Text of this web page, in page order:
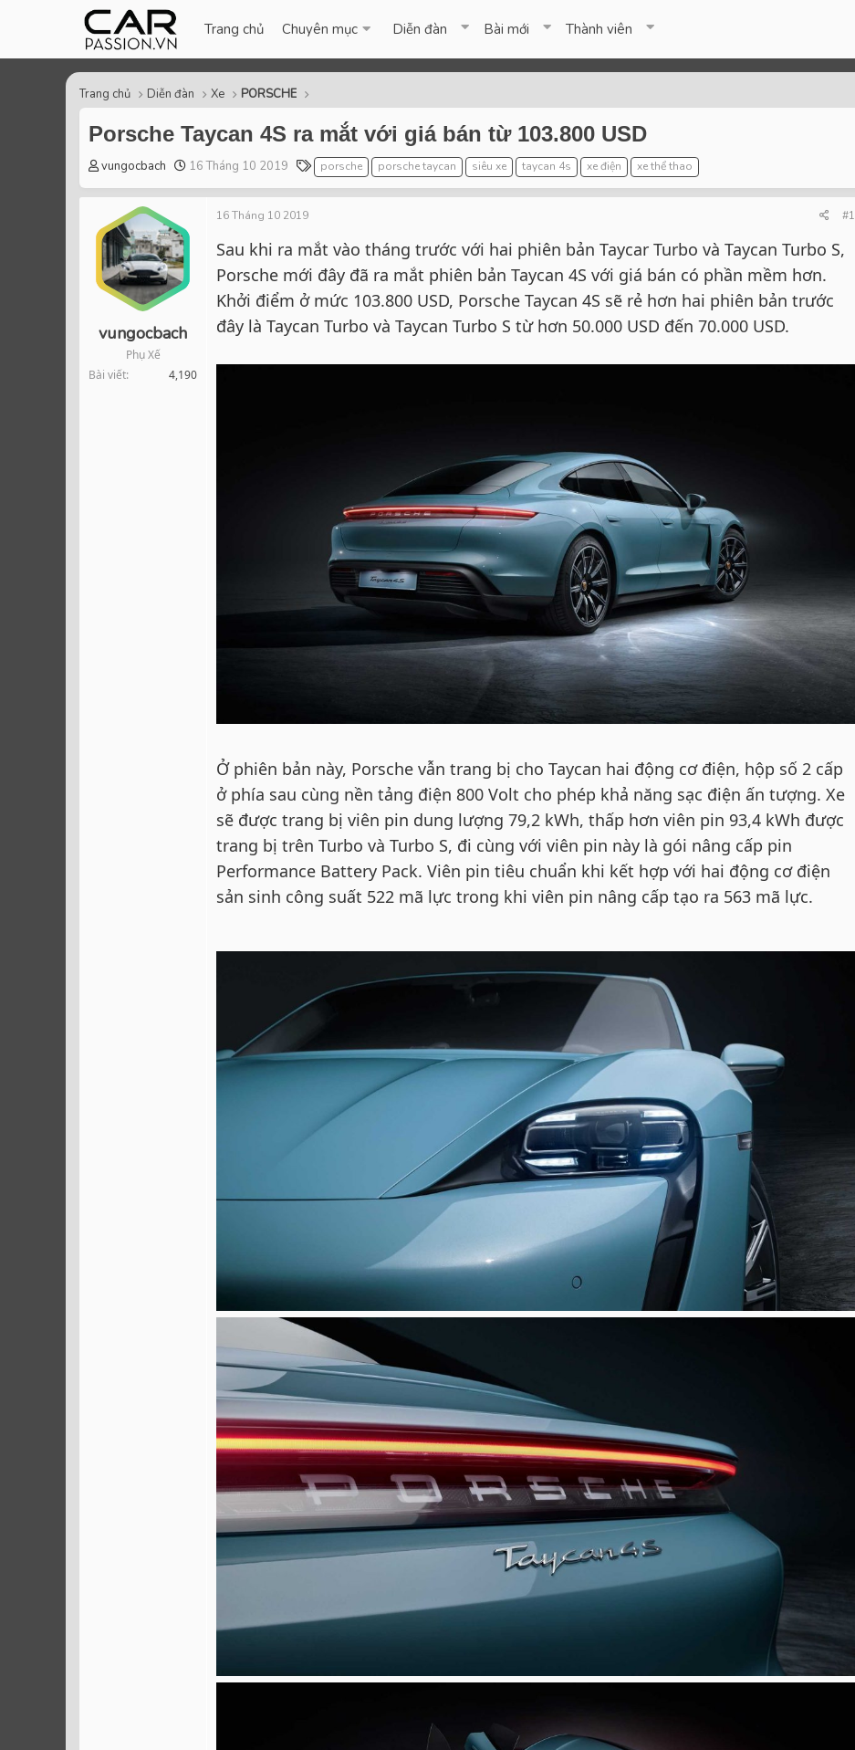
Trang chủ Chuyên mục Diễn đàn Bài mới Thành viên
Trang chủ Diễn đàn Xe PORSCHE
Porsche Taycan 4S ra mắt với giá bán từ 103.800 USD
T
r
a
d
s
t
r
r
vungocbach
S
a
t
16 Tháng 10 2019
T
a
g
porsche porsche taycan siêu xe taycan 4s xe điện xe thể thao
vungocbach
Phụ Xế
Bài viết
4,190
16 Tháng 10 2019 #1
Sau khi ra mắt vào tháng trước với hai phiên bản Taycar Turbo và Taycan Turbo S,
Porsche mới đây đã ra mắt phiên bản Taycan 4S với giá bán có phần mềm hơn.
Khởi điểm ở mức 103.800 USD, Porsche Taycan 4S sẽ rẻ hơn hai phiên bản trước
đây là Taycan Turbo và Taycan Turbo S từ hơn 50.000 USD đến 70.000 USD.
Ở phiên bản này, Porsche vẫn trang bị cho Taycan hai động cơ điện, hộp số 2 cấp
ở phía sau cùng nền tảng điện 800 Volt cho phép khả năng sạc điện ấn tượng. Xe
sẽ được trang bị viên pin dung lượng 79,2 kWh, thấp hơn viên pin 93,4 kWh được
trang bị trên Turbo và Turbo S, đi cùng với viên pin này là gói nâng cấp pin
Performance Battery Pack. Viên pin tiêu chuẩn khi kết hợp với hai động cơ điện
sản sinh công suất 522 mã lực trong khi viên pin nâng cấp tạo ra 563 mã lực.